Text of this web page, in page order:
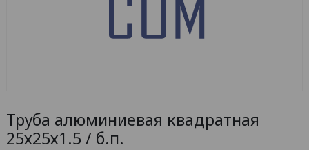
Труба алюминиевая квадратная
25х25х1.5 / б.п.